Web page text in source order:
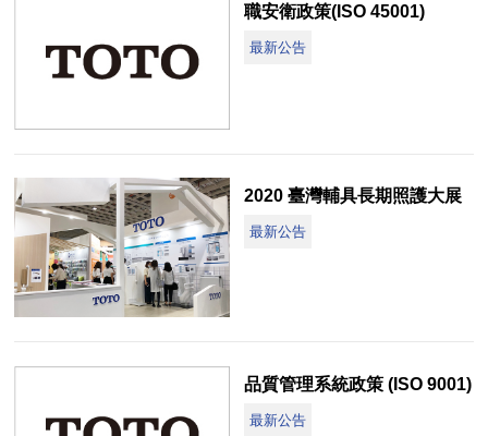
職安衛政策(ISO 45001)
最新公告
2020 臺灣輔具長期照護大展
最新公告
品質管理系統政策 (ISO 9001)
最新公告